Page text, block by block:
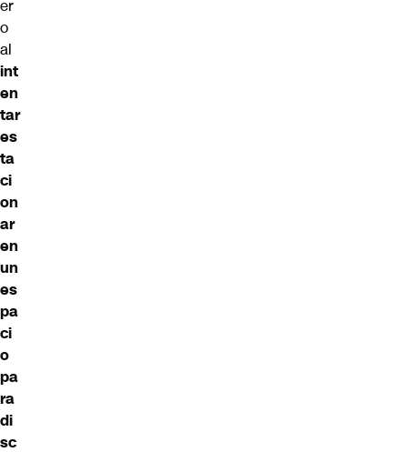
er
o
al
int
en
tar
es
ta
ci
on
ar
en
un
es
pa
ci
o
pa
ra
di
sc